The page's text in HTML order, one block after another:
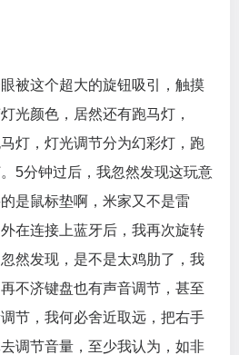
被这个超大的旋钮吸引，触摸
光颜色，居然还有跑马灯，
灯，灯光调节分为幻彩灯，跑
5分钟过后，我忽然发现这玩意
是鼠标垫啊，米家又不是雷
在连接上蓝牙后，我再次旋转
然发现，是不是太鸡肋了，我
不济键盘也有声音调节，甚至
节，我何必舍近取远，把右手
调节音量，至少我认为，如非